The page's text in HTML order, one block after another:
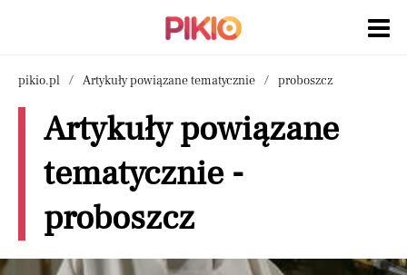
pikio.pl Artykuły powiązane tematycznie proboszcz
Artykuły powiązane
tematycznie -
proboszcz